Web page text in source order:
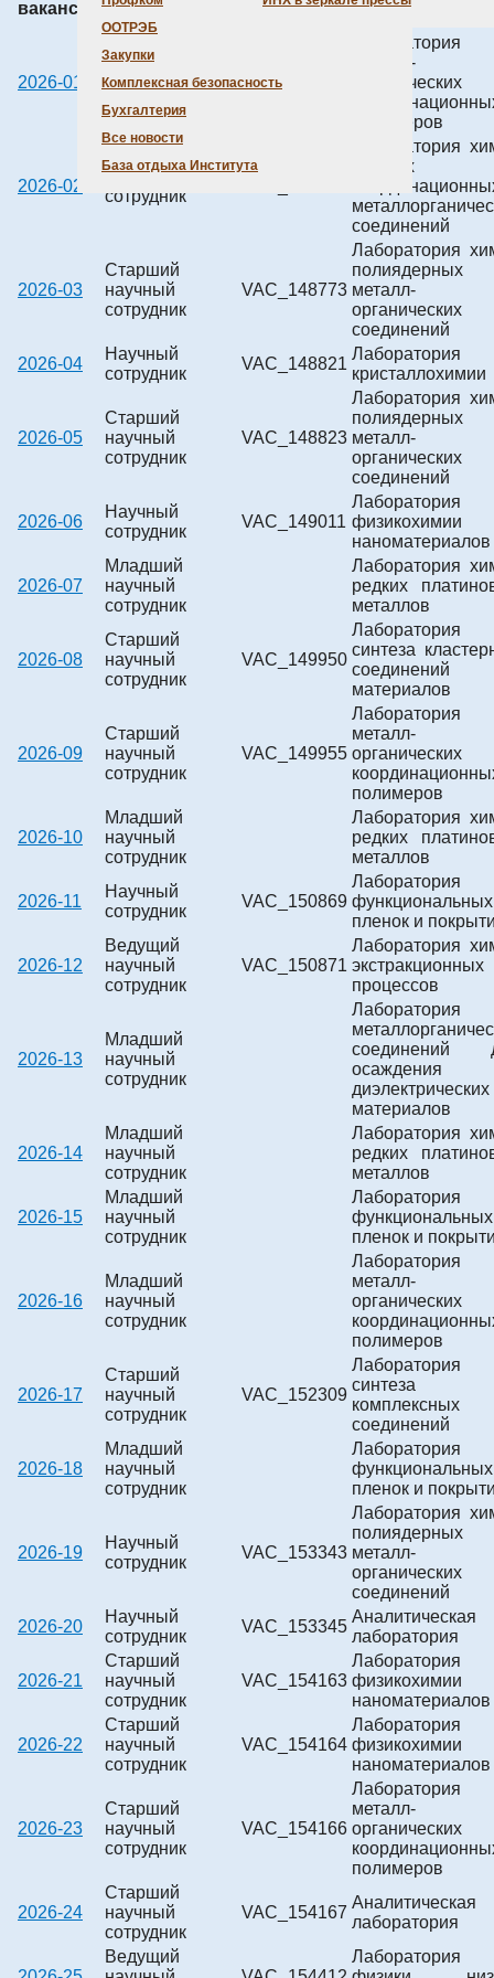
ООТРЭБ
Закупки
Комплексная безопасность
Бухгалтерия
Все новости
База отдыха Института
вакансии
вакансии
2026-01
сотрудник
VAC_148344
Лаборатория
металл-
органических
полимеров
2026-02
Научный
сотрудник
Лаборатория
летучих
соединений
2026-03
Старший
научный
сотрудник
VAC_148773
Лаборатория
полиядерных
металл-
органических
соединений
2026-04
Научный
сотрудник
VAC_148821
Лаборатория
кристаллохимии
2026-05
Старший
научный
сотрудник
VAC_148823
Лаборатория
полиядерных
металл-
органических
соединений
2026-06
Научный
сотрудник
VAC_149011
Лаборатория
физикохимии
наноматериалов
2026-07
Младший
научный
сотрудник
Лаборатория
редких
металлов
2026-08
Старший
научный
сотрудник
VAC_149950
Лаборатория
синтеза
материалов
2026-09
Старший
научный
сотрудник
VAC_149955
Лаборатория
металл-
органических
полимеров
2026-10
Младший
научный
сотрудник
Лаборатория
редких
металлов
2026-11
Научный
сотрудник
VAC_150869
Лаборатория
функциональных
пленок и
2026-12
Ведущий
научный
сотрудник
VAC_150871
Лаборатория
экстракционных
процессов
2026-13
Младший
научный
сотрудник
Лаборатория
соединений
осаждения
диэлектрических
материалов
2026-14
Младший
научный
сотрудник
Лаборатория
редких
металлов
2026-15
Младший
научный
сотрудник
Лаборатория
функциональных
пленок и
2026-16
Младший
научный
сотрудник
Лаборатория
металл-
органических
полимеров
2026-17
Старший
научный
сотрудник
VAC_152309
Лаборатория
синтеза
комплексных
соединений
2026-18
Младший
научный
сотрудник
Лаборатория
функциональных
пленок и
2026-19
Научный
сотрудник
VAC_153343
Лаборатория
полиядерных
металл-
органических
соединений
2026-20
Научный
сотрудник
VAC_153345
Аналитическая
лаборатория
2026-21
Старший
научный
сотрудник
VAC_154163
Лаборатория
физикохимии
наноматериалов
2026-22
Старший
научный
сотрудник
VAC_154164
Лаборатория
физикохимии
наноматериалов
2026-23
Старший
научный
сотрудник
VAC_154166
Лаборатория
металл-
органических
полимеров
2026-24
Старший
научный
сотрудник
VAC_154167
Аналитическая
лаборатория
Ведущий
Лаборатория